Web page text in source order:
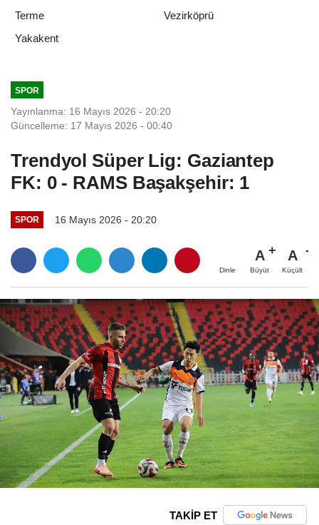
Terme
Vezirköprü
Yakakent
SPOR
Yayınlanma: 16 Mayıs 2026 - 20:20
Güncelleme: 17 Mayıs 2026 - 00:40
Trendyol Süper Lig: Gaziantep
FK: 0 - RAMS Başakşehir: 1
SPOR 16 Mayıs 2026 - 20:20
Dinle
A
Büyüt
A
Küçült
TAKİP ET